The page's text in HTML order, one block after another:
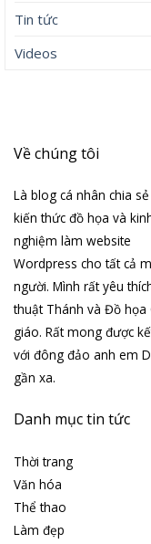
Tin tức
Videos
Về chúng tôi
Là blog cá nhân chia
kiến thức đồ họa và
nghiệm làm website
Wordpress cho tất cả
người. Mình rất yêu
thuật Thánh và Đồ họa
giáo. Rất mong được
với đông đảo anh em
gần xa.
Danh mục tin tức
Thời trang
Văn hóa
Thể thao
Làm đẹp